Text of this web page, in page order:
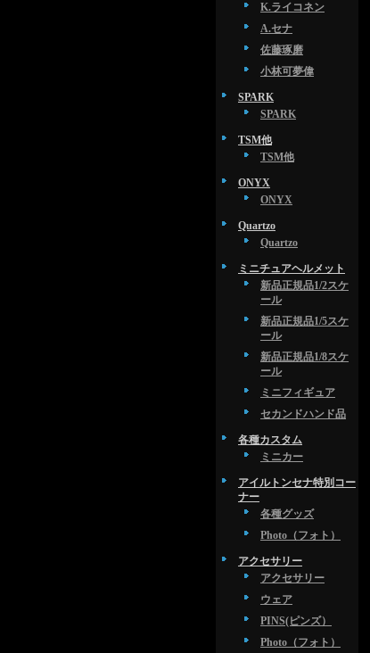
K.ライコネン
A.セナ
佐藤琢磨
小林可夢偉
SPARK
SPARK
TSM他
TSM他
ONYX
ONYX
Quartzo
Quartzo
ミニチュアヘルメット
新品正規品1/2スケ
ール
新品正規品1/5スケ
ール
新品正規品1/8スケ
ール
ミニフィギュア
セカンドハンド品
各種カスタム
ミニカー
アイルトンセナ特別コー
ナー
各種グッズ
Photo（フォト）
アクセサリー
アクセサリー
ウェア
PINS(ピンズ）
Photo（フォト）